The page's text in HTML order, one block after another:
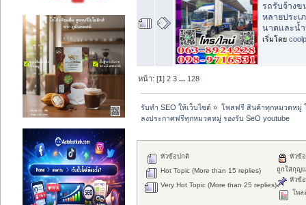
รถรับจ้าง
หลายประเ
นาดและน้
เริ่มโดย
หน้า: [1]2 3 ... 128
รับทำ SEO ให้เว็บไซต์ » โพสฟรี สินค้าทุกหมวดหมู่
ลงประกาศฟรีทุกหมวดหมู่ รองรับ SeO youtube
หัวข้อปกติ
Hot Topic (More than 15 replies)
Very Hot Topic (More than 25 replies)
หัวข้
ถูกใส่กุญ
หัวข้
โพล